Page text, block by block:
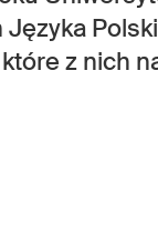
z nich